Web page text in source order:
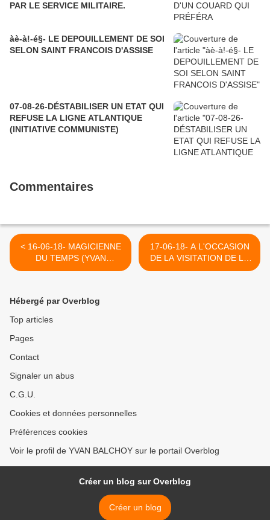
PAR LE SERVICE MILITAIRE.
àè-à!-é§- LE DEPOUILLEMENT DE SOI
SELON SAINT FRANCOIS D'ASSISE
07-08-26-DÉSTABILISER UN ETAT QUI
REFUSE LA LIGNE ATLANTIQUE
(INITIATIVE COMMUNISTE)
Commentaires
< 16-06-18- MAGICIENNE
DU TEMPS (YVAN
BALCHOY)
17-06-18- A L'OCCASION
DE LA VISITATION DE LA
PAROISSE ST VINCENT A
Hébergé par Overblog
Top articles
Pages
Contact
Signaler un abus
C.G.U.
Cookies et données personnelles
Préférences cookies
Voir le profil de YVAN BALCHOY sur le portail Overblog
Créer un blog sur Overblog
Créer un blog